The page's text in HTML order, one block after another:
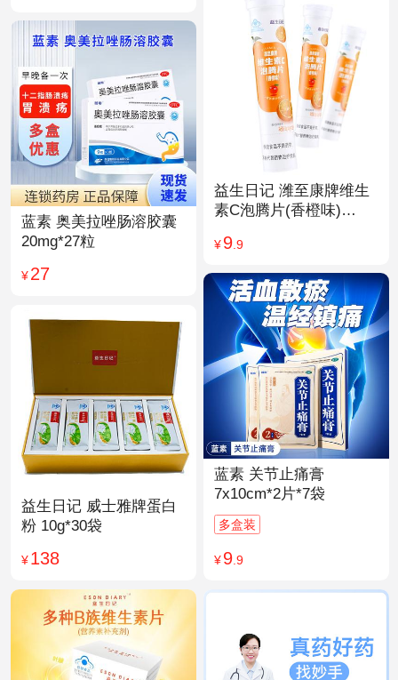
益生日记 潍至康牌维生
素C泡腾片(香橙味)
¥9.9
蓝素 奥美拉唑肠溶胶囊
20mg*27粒
¥27
蓝素 关节止痛膏
7x10cm*2片*7袋
多盒装
¥9.9
益生日记 威士雅牌蛋白
粉 10g*30袋
¥138